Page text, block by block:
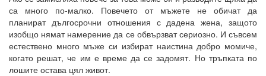
са много по-малко. Повечето от мъжете не обичат да
планират дългосрочни отношения с дадена жена, защото
изобщо нямат намерение да се обвързват сериозно. И съвсем
естествено много мъже си избират наистина добро момиче,
когато решат, че им е време да се задомят. Но тръпката по
лошите остава цял живот.